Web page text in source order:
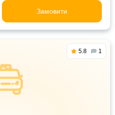
Замовити
5.8 1